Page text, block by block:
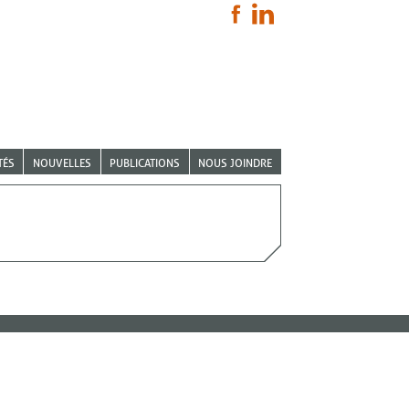
NOUVELLES PUBLICATIONS NOUS JOINDRE